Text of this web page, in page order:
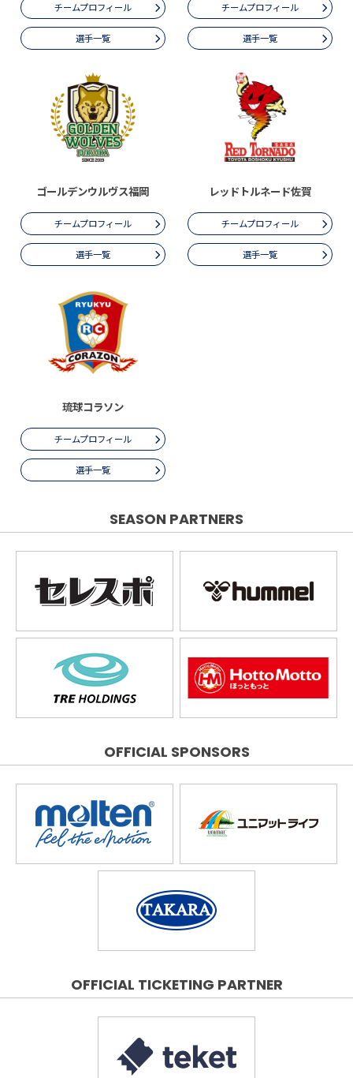
チームプロフィール
選手一覧
チームプロフィール
選手一覧
ゴールデンウルヴス福岡
チームプロフィール
選手一覧
レッドトルネード佐賀
チームプロフィール
選手一覧
琉球コラソン
チームプロフィール
選手一覧
SEASON PARTNERS
OFFICIAL SPONSORS
OFFICIAL TICKETING PARTNER